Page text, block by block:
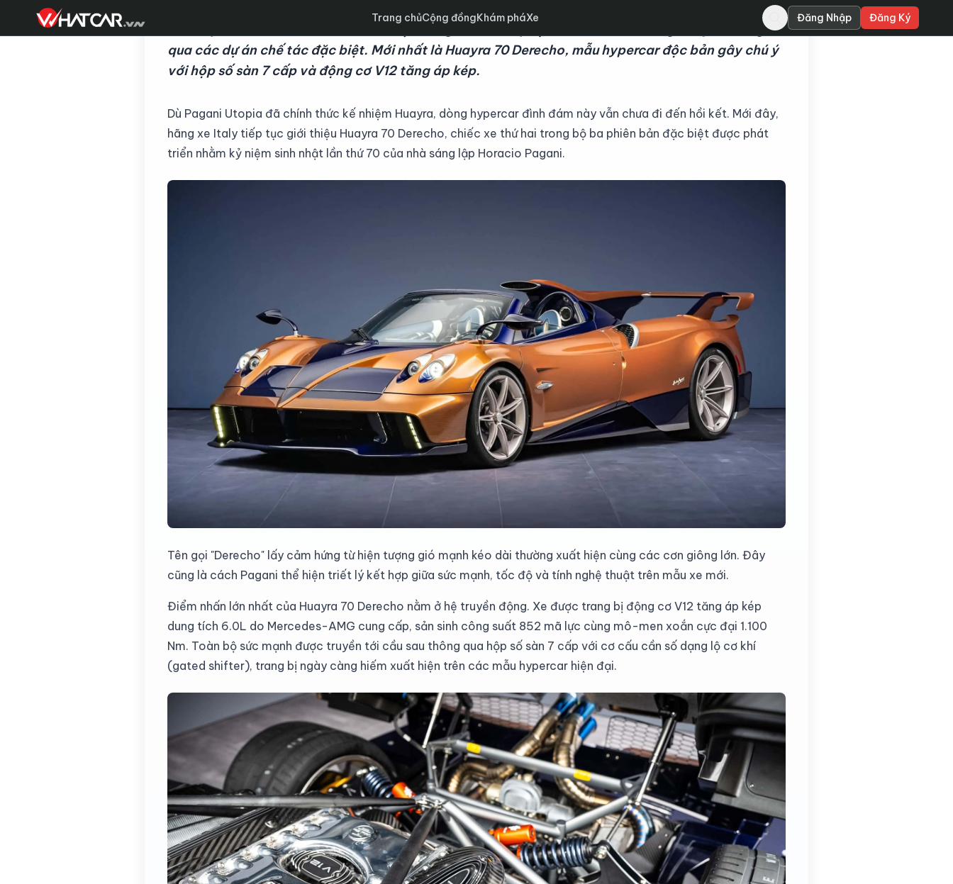
Trang chủCộng đồngKhám pháXe Đăng Nhập Đăng Ký
Dù Utopia đã trở thành mẫu xe kế nhiệm, Pagani vẫn tiếp tục khai thác nền tảng Huayra thông
qua các dự án chế tác đặc biệt. Mới nhất là Huayra 70 Derecho, mẫu hypercar độc bản gây chú ý
với hộp số sàn 7 cấp và động cơ V12 tăng áp kép.
Dù Pagani Utopia đã chính thức kế nhiệm Huayra, dòng hypercar đình đám này vẫn chưa đi đến hồi kết. Mới đây,
hãng xe Italy tiếp tục giới thiệu Huayra 70 Derecho, chiếc xe thứ hai trong bộ ba phiên bản đặc biệt được phát
triển nhằm kỷ niệm sinh nhật lần thứ 70 của nhà sáng lập Horacio Pagani.
Tên gọi "Derecho" lấy cảm hứng từ hiện tượng gió mạnh kéo dài thường xuất hiện cùng các cơn giông lớn. Đây
cũng là cách Pagani thể hiện triết lý kết hợp giữa sức mạnh, tốc độ và tính nghệ thuật trên mẫu xe mới.
Điểm nhấn lớn nhất của Huayra 70 Derecho nằm ở hệ truyền động. Xe được trang bị động cơ V12 tăng áp kép
dung tích 6.0L do Mercedes-AMG cung cấp, sản sinh công suất 852 mã lực cùng mô-men xoắn cực đại 1.100
Nm. Toàn bộ sức mạnh được truyền tới cầu sau thông qua hộp số sàn 7 cấp với cơ cấu cần số dạng lộ cơ khí
(gated shifter), trang bị ngày càng hiếm xuất hiện trên các mẫu hypercar hiện đại.